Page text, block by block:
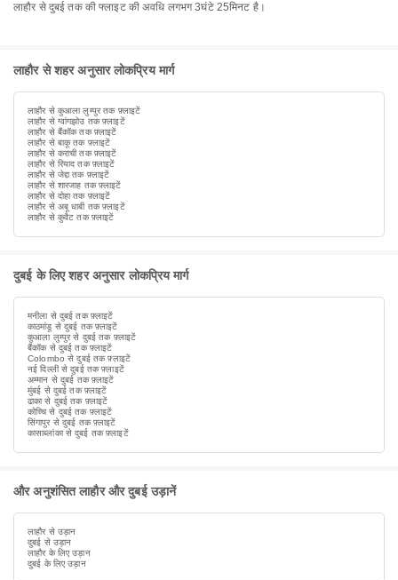
लाहौर से दुबई तक की फ्लाइट की अवधि लगभग 3घंटे 25मिनट है।
लाहौर से शहर अनुसार लोकप्रिय मार्ग
लाहौर से कुआला लुम्पुर तक फ़्लाइटें
लाहौर से ग्वांगझोउ तक फ़्लाइटें
लाहौर से बैंकॉक तक फ़्लाइटें
लाहौर से बाकू तक फ़्लाइटें
लाहौर से कराची तक फ़्लाइटें
लाहौर से रियाद तक फ़्लाइटें
लाहौर से जेद्दा तक फ़्लाइटें
लाहौर से शारजाह तक फ़्लाइटें
लाहौर से दोहा तक फ़्लाइटें
लाहौर से अबू धाबी तक फ़्लाइटें
लाहौर से कुवैट तक फ़्लाइटें
दुबई के लिए शहर अनुसार लोकप्रिय मार्ग
मनीला से दुबई तक फ़्लाइटें
काठमांडू से दुबई तक फ़्लाइटें
कुआला लुम्पुर से दुबई तक फ़्लाइटें
बैंकॉक से दुबई तक फ़्लाइटें
Colombo से दुबई तक फ़्लाइटें
नई दिल्ली से दुबई तक फ़्लाइटें
अम्मान से दुबई तक फ़्लाइटें
मुंबई से दुबई तक फ़्लाइटें
ढाका से दुबई तक फ़्लाइटें
कोच्चि से दुबई तक फ़्लाइटें
सिंगापुर से दुबई तक फ़्लाइटें
कासाब्लांका से दुबई तक फ़्लाइटें
और अनुशंसित लाहौर और दुबई उड़ानें
लाहौर से उड़ान
दुबई से उड़ान
लाहौर के लिए उड़ान
दुबई के लिए उड़ान